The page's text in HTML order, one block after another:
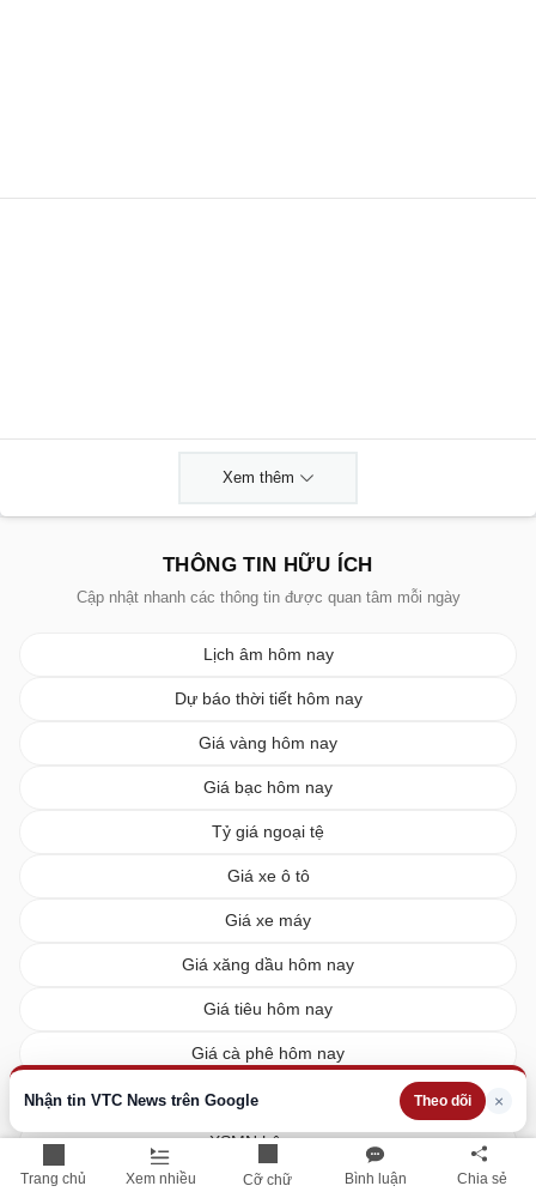
Trang chủ Xem nhiều Cỡ chữ Bình luận Chia sẻ
Nhận tin VTC News trên Google Theo dõi ×
Xem thêm
THÔNG TIN HỮU ÍCH
Cập nhật nhanh các thông tin được quan tâm mỗi ngày
Lịch âm hôm nay
Dự báo thời tiết hôm nay
Giá vàng hôm nay
Giá bạc hôm nay
Tỷ giá ngoại tệ
Giá xe ô tô
Giá xe máy
Giá xăng dầu hôm nay
Giá tiêu hôm nay
Giá cà phê hôm nay
Giá lúa gạo hôm nay
XSMN hôm nay
XSMB hôm nay